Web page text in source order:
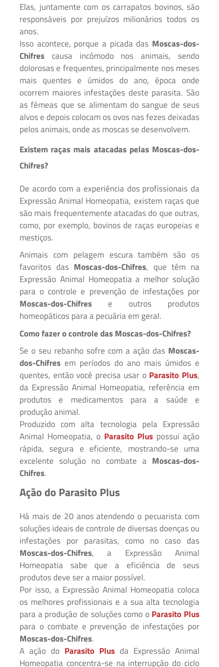
Elas, juntamente com os carrapatos bovinos, são
responsáveis por prejuízos milionários todos os
anos.
Isso acontece, porque a picada das Moscas-dos-
Chifres causa incômodo nos animais, sendo
dolorosas e frequentes, principalmente nos meses
mais quentes e úmidos do ano, época onde
ocorrem maiores infestações deste parasita. São
as fêmeas que se alimentam do sangue de seus
alvos e depois colocam os ovos nas fezes deixadas
pelos animais, onde as moscas se desenvolvem.
Existem raças mais atacadas pelas Moscas-dos-
Chifres?
De acordo com a experiência dos profissionais da
Expressão Animal Homeopatia, existem raças que
são mais frequentemente atacadas do que outras,
como, por exemplo, bovinos de raças europeias e
mestiços.
Animais com pelagem escura também são os
favoritos das Moscas-dos-Chifres, que têm na
Expressão Animal Homeopatia a melhor solução
para o controle e prevenção de infestações por
Moscas-dos-Chifres e outros produtos
homeopáticos para a pecuária em geral.
Como fazer o controle das Moscas-dos-Chifres?
Se o seu rebanho sofre com a ação das Moscas-
dos-Chifres em períodos do ano mais úmidos e
quentes, então você precisa usar o Parasito Plus,
da Expressão Animal Homeopatia, referência em
produtos e medicamentos para a saúde e
produção animal.
Produzido com alta tecnologia pela Expressão
Animal Homeopatia, o Parasito Plus possui ação
rápida, segura e eficiente, mostrando-se uma
excelente solução no combate a Moscas-dos-
Chifres.
Ação do Parasito Plus
Há mais de 20 anos atendendo o pecuarista com
soluções ideais de controle de diversas doenças ou
infestações por parasitas, como no caso das
Moscas-dos-Chifres, a Expressão Animal
Homeopatia sabe que a eficiência de seus
produtos deve ser a maior possível.
Por isso, a Expressão Animal Homeopatia coloca
os melhores profissionais e a sua alta tecnologia
para a produção de soluções como o Parasito Plus
para o combate e prevenção de infestações por
Moscas-dos-Chifres.
A ação do Parasito Plus da Expressão Animal
Homeopatia concentra-se na interrupção do ciclo